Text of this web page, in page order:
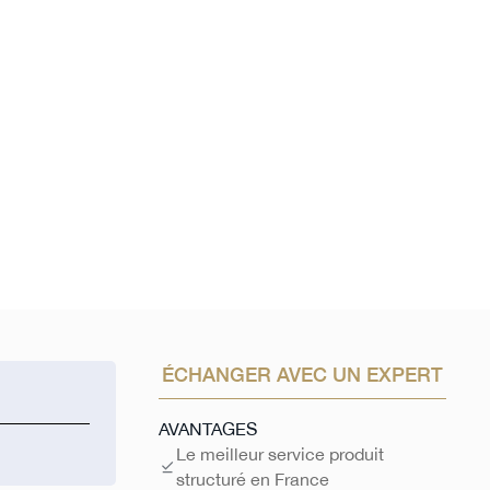
ÉCHANGER AVEC UN EXPERT
AVANTAGES
Le meilleur service produit
structuré en France